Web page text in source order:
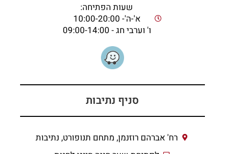
שעות הפתיחה:
א'-ה'- 10:00-20:00
ו' וערבי חג - 09:00-14:00
סניף נתיבות
רח' אברהם רוזנמן, מתחם תנופורט, נתיבות